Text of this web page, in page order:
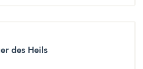
des Heils